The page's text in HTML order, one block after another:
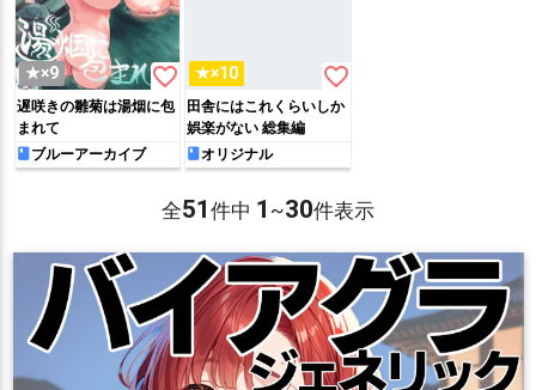
★×9 favorite_border
遅咲きの雛菊は湯烟に包
まれて
ブルーアーカイブ
★×10 favorite_border
田舎にはこれくらいしか
娯楽がない 総集編
オリジナル
全51件中 1 ~30件表示